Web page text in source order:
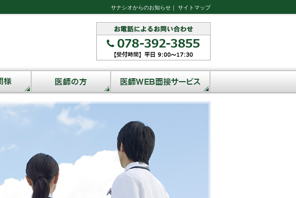
サナシオからのお知らせ ｜ サイトマップ